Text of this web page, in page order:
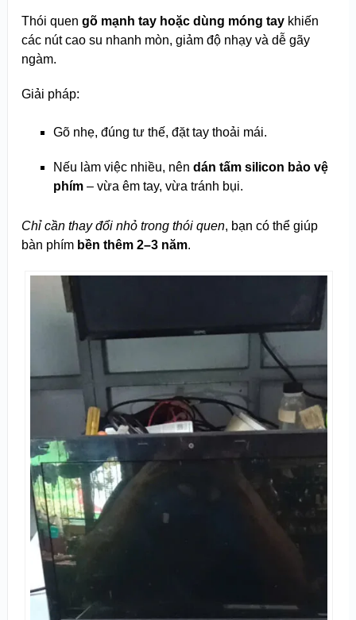
Thói quen gõ mạnh tay hoặc dùng móng taykhiến
các nút cao su nhanh mòn, giảm độ nhạy và dễ gãy
ngàm.
Giải pháp:
Gõ nhẹ, đúng tư thế, đặt tay thoải mái.
Nếu làm việc nhiều, nên dán tấm silicon bảo vệ
phím– vừa êm tay, vừa tránh bụi.
Chỉ cần thay đổi nhỏ trong thói quen, bạn có thể giúp
bàn phím bền thêm 2–3 năm.